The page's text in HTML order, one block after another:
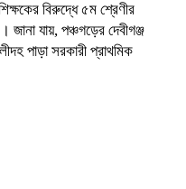
বিরুদ্ধে ৫ম শ্রেণীর
যায়, পঞ্চগড়ের দেবীগঞ্জ
পাড়া সরকারী প্রাথমিক